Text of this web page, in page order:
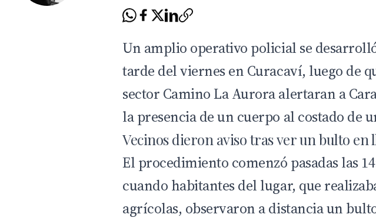
Un amplio operativo policial se
tarde del viernes en Curacaví, luego de
sector Camino La Aurora alertaran a
la presencia de un cuerpo al costado de
Vecinos dieron aviso tras ver un bulto en
El procedimiento comenzó pasadas las
cuando habitantes del lugar, que
agrícolas, observaron a distancia un